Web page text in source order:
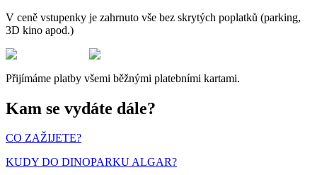
V ceně vstupenky je zahrnuto vše bez skrytých poplatků (parking,
3D kino apod.)
Přijímáme platby všemi běžnými platebními kartami.
Kam se vydáte dále?
CO ZAŽIJETE?
KUDY DO DINOPARKU ALGAR?